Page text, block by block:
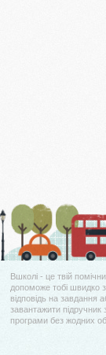
Вшколі - це твій
допоможе тобі швидко
відповідь на завдання
завантажити підручник
програми без жодних